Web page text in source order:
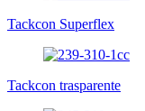
Tackcon Superflex
Tackcon trasparente